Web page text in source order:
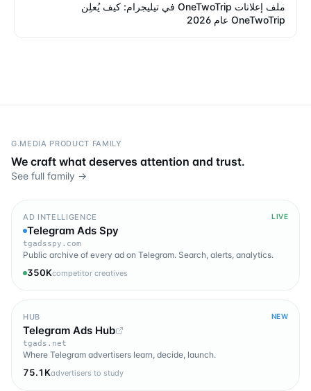
ملف إعلانات OneTwoTrip في تيليجرام: كيف يُعلِن
OneTwoTrip عام 2026
G.MEDIA PRODUCT FAMILY
We craft what deserves attention and trust.
See full family →
AD INTELLIGENCE LIVE
Telegram Ads Spy
tgadsspy.com
Public archive of every ad on Telegram. Search, alerts, analytics.
350Kcompetitor creatives
HUB NEW
Telegram Ads Hub
tgads.net
Where Telegram advertisers learn, decide, launch.
75.1Kadvertisers to study